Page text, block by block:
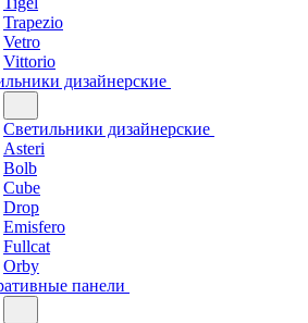
Trapezio
Vetro
Vittorio
дизайнерские
Светильники дизайнерские
Asteri
Bolb
Cube
Drop
Emisfero
Fullcat
Orby
панели